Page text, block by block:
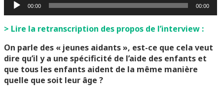
audio
00:00 00:00
> Lire la retranscription des propos de l’interview :
On parle des « jeunes aidants », est-ce que cela veut
dire qu’il y a une spécificité de l’aide des enfants et
que tous les enfants aident de la même manière
quelle que soit leur âge ?